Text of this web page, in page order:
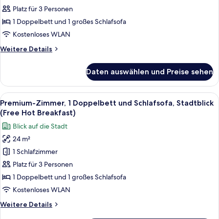
1 Doppelbett
und
Schlafsofa
(with
SofaBed,
Hot
Breakfast)
anzeigen
Platz für 3 Personen
1 Doppelbett und 1 großes Schlafsofa
Kostenloses WLAN
Weitere Details
Weitere
Zimmer,
1 Doppelbett
und
Schlafsofa
(with
SofaBed,
Free
Hot
Breakfast)
Daten auswählen und Preise sehen
Alle
Fotos
für
Premium-
Zimmer,
1 Doppelbett
und
Schlafsofa,
Stadtblick
Hot
Ein Hotelzimmer mit einem großen
8
Premium-Zimmer, 1 Doppelbett und Schlafsofa, Stadtblick
(Free Hot Breakfast)
Blick auf die Stadt
24 m²
1 Schlafzimmer
Platz für 3 Personen
1 Doppelbett und 1 großes Schlafsofa
Kostenloses WLAN
Weitere Details
Weitere